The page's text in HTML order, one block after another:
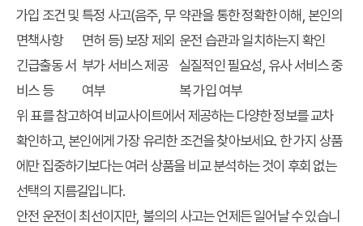
가입 조건 및
면책사항
특정 사고(음주, 무
면허 등) 보장 제외
약관을 통한 정확한 이해, 본인의
운전 습관과 일치하는지 확인
긴급출동 서
비스 등
부가 서비스 제공
여부
실질적인 필요성, 유사 서비스 중
복 가입 여부
위 표를 참고하여 비교사이트에서 제공하는 다양한 정보를 교차
확인하고, 본인에게 가장 유리한 조건을 찾아보세요. 한 가지 상품
에만 집중하기보다는 여러 상품을 비교 분석하는 것이 후회 없는
선택의 지름길입니다.
안전 운전이 최선이지만, 불의의 사고는 언제든 일어날 수 있습니